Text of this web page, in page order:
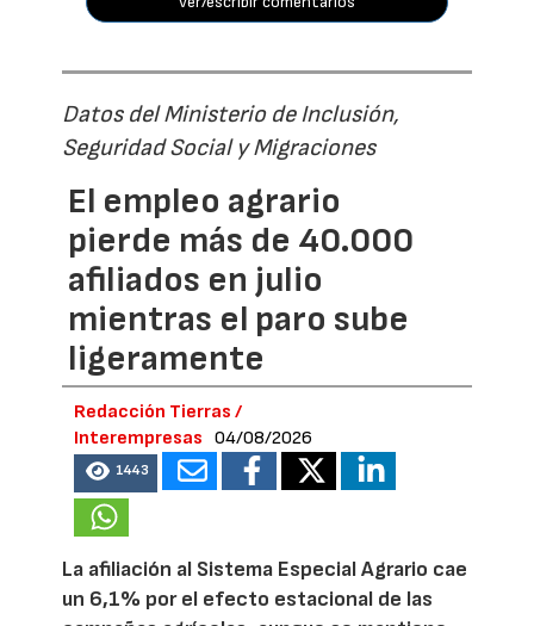
Datos del Ministerio de Inclusión,
Seguridad Social y Migraciones
El empleo agrario
pierde más de 40.000
afiliados en julio
mientras el paro sube
ligeramente
Redacción Tierras /
Interempresas
04/08/2026
1443
La afiliación al Sistema Especial Agrario cae
un 6,1% por el efecto estacional de las